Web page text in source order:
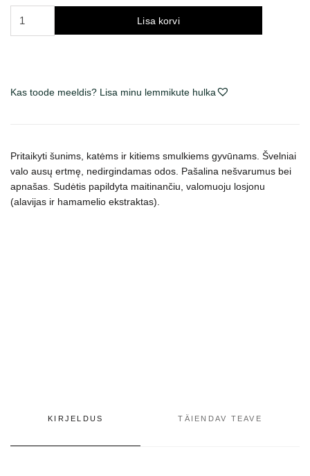
šunims,
smulkiems
gyvūnams,
50
Lisa korvi
Kas toode meeldis? Lisa minu lemmikute hulka
Pritaikyti šunims, katėms ir kitiems smulkiems gyvūnams. Švelniai
valo ausų ertmę, nedirgindamas odos. Pašalina nešvarumus bei
apnašas. Sudėtis papildyta maitinančiu, valomuoju losjonu
(alavijas ir hamamelio ekstraktas).
KIRJELDUS TÄIENDAV TEAVE